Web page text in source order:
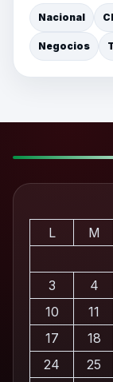
Nacional
Negocios
L
M
3
4
10
11
17
18
24
25